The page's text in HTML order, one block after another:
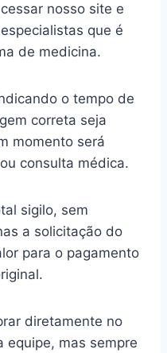
nosso site e
que é
de medicina.
o tempo de
correta seja
momento será
consulta médica.
sigilo, sem
a solicitação do
para o pagamento
diretamente no
equipe, mas sempre